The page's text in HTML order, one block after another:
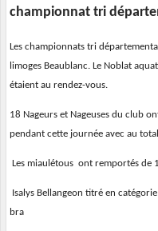
championnat tri
Les championnats tri
limoges Beaublanc. Le Noblat
étaient au rendez-vous.
18 Nageurs et Nageuses du club
pendant cette journée avec au
Les miaulétous ont remportés de
Isalys Bellangeon titré en
bra